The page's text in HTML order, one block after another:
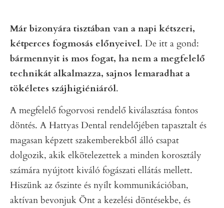
Már bizonyára tisztában van a napi kétszeri,
kétperces fogmosás előnyeivel. De itt a gond:
bármennyit is mos fogat, ha nem a megfelelő
technikát alkalmazza, sajnos lemaradhat a
tökéletes szájhigiéniáról.
A megfelelő fogorvosi rendelő kiválasztása fontos
döntés. A Hattyas Dental rendelőjében tapasztalt és
magasan képzett szakemberekből álló csapat
dolgozik, akik elkötelezettek a minden korosztály
számára nyújtott kiváló fogászati ellátás mellett.
Hiszünk az őszinte és nyílt kommunikációban,
aktívan bevonjuk Önt a kezelési döntésekbe, és